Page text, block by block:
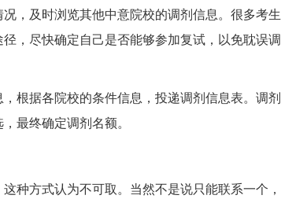
，及时浏览其他中意院校的调剂信息。很多考生
，尽快确定自己是否能够参加复试，以免耽误调
根据各院校的条件信息，投递调剂信息表。调剂
最终确定调剂名额。
种方式认为不可取。当然不是说只能联系一个，